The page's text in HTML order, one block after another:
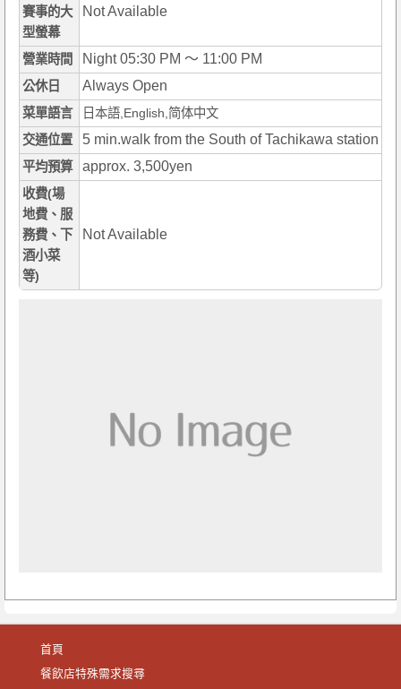
賽事的大
型螢幕
Not Available
營業時間 Night 05:30 PM ～ 11:00 PM
公休日 Always Open
菜單語言
日本語,English,简体中文
交通位置
5 min.walk from the South of Tachikawa station
平均預算 approx. 3,500yen
收費(場
地費、服
務費、下
酒小菜
等)
Not Available
首頁
餐飲店特殊需求搜尋